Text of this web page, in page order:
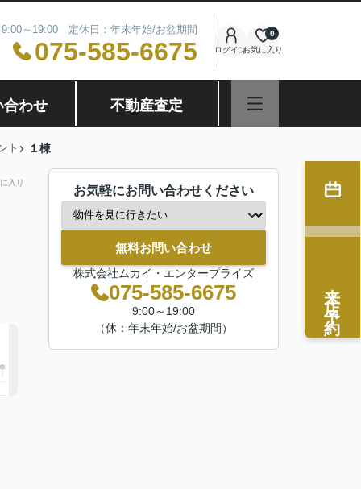
～19:00 定休日：年末年始/お盆期間
075-585-6675 ログインお気に入り
0
合わせ 不動産査定
ト １棟
入り
お気軽にお問い合わせください
無料お問い合わせ
株式会社ムカイ・エンタープライズ
075-585-6675
9:00～19:00
（休：年末年始/お盆期間）
来店予約